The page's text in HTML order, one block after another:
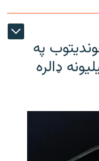
په
ډالره